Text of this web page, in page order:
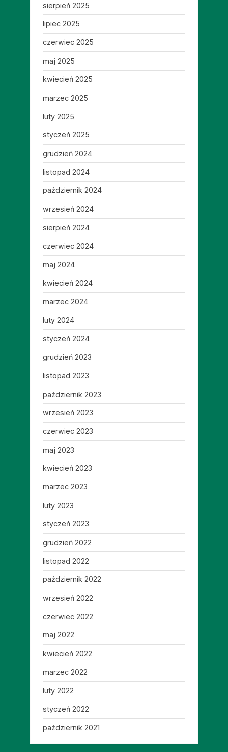
sierpień 2025
lipiec 2025
czerwiec 2025
maj 2025
kwiecień 2025
marzec 2025
luty 2025
styczeń 2025
grudzień 2024
listopad 2024
październik 2024
wrzesień 2024
sierpień 2024
czerwiec 2024
maj 2024
kwiecień 2024
marzec 2024
luty 2024
styczeń 2024
grudzień 2023
listopad 2023
październik 2023
wrzesień 2023
czerwiec 2023
maj 2023
kwiecień 2023
marzec 2023
luty 2023
styczeń 2023
grudzień 2022
listopad 2022
październik 2022
wrzesień 2022
czerwiec 2022
maj 2022
kwiecień 2022
marzec 2022
luty 2022
styczeń 2022
październik 2021